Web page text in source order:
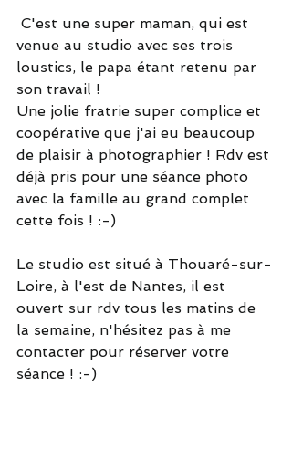
venue au studio avec ses trois
loustics, le papa étant retenu par
son travail !
Une jolie fratrie super complice et
coopérative que j'ai eu beaucoup
de plaisir à photographier ! Rdv est
déjà pris pour une séance photo
avec la famille au grand complet
cette fois ! :-)
Le studio est situé à Thouaré-sur-
Loire, à l'est de Nantes, il est
ouvert sur rdv tous les matins de
la semaine, n'hésitez pas à me
contacter pour réserver votre
séance ! :-)